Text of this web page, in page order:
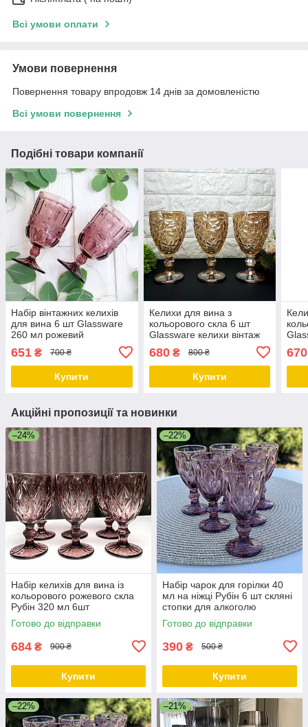
Всі умови оплати
Умови повернення
Повернення товару впродовж 14 днів за домовленістю
Всі умови повернення
Подібні товари компанії
Набір вінтажних келихів
для вина 6 шт Glassware
260 мл рожевий
651 ₴ 700 ₴
Купити
Келихи для вина з
кольорового скла 6 шт
Glassware келихи вінтаж
680₴ 800 ₴
Купити
670
Акційні пропозиції та новинки
–24%
Набір келихів для вина із
кольорового рожевого скла
Рубін 320 мл 6шт
Готово до відправки
684 ₴ 900 ₴
Купити
–22%
Набір чарок для горілки 40
мл на ніжці Рубін 6 шт скляні
стопки для алкоголю
Готово до відправки
390 ₴ 500 ₴
Купити
–22% –21%